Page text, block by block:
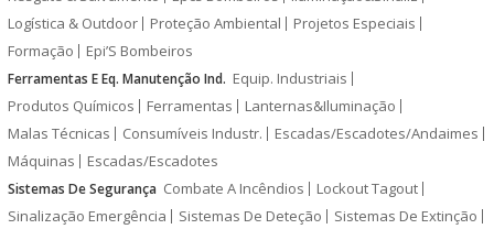
Logística & Outdoor
Proteção Ambiental
Projetos Especiais
Formação
Epi’S Bombeiros
Ferramentas E Eq. Manutenção Ind. Equip. Industriais
Produtos Químicos
Ferramentas
Lanternas&Iluminação
Malas Técnicas
Consumíveis Industr.
Escadas/Escadotes/Andaimes
Máquinas
Escadas/Escadotes
Sistemas De Segurança Combate A Incêndios
Lockout Tagout
Sinalização Emergência
Sistemas De Deteção
Sistemas De Extinção